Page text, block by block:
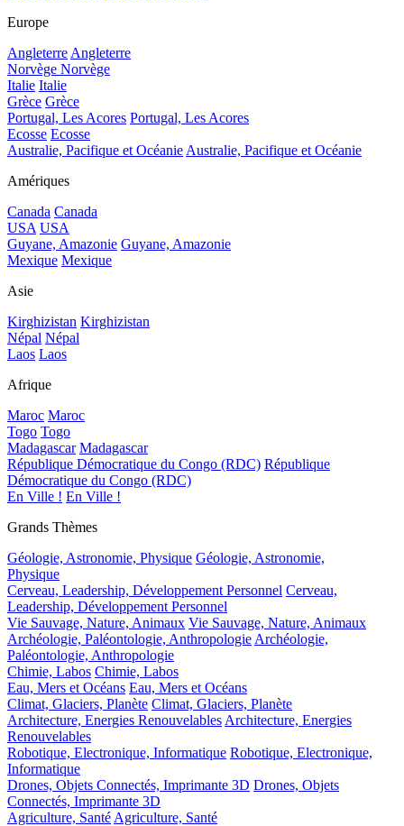
Europe
Angleterre Angleterre
Norvège Norvège
Italie Italie
Grèce Grèce
Portugal, Les Acores Portugal, Les Acores
Ecosse Ecosse
Australie, Pacifique et Océanie Australie, Pacifique et Océanie
Amériques
Canada Canada
USA USA
Guyane, Amazonie Guyane, Amazonie
Mexique Mexique
Asie
Kirghizistan Kirghizistan
Népal Népal
Laos Laos
Afrique
Maroc Maroc
Togo Togo
Madagascar Madagascar
République Démocratique du Congo (RDC) République
Démocratique du Congo (RDC)
En Ville ! En Ville !
Grands Thèmes
Géologie, Astronomie, Physique Géologie, Astronomie,
Physique
Cerveau, Leadership, Développement Personnel Cerveau,
Leadership, Développement Personnel
Vie Sauvage, Nature, Animaux Vie Sauvage, Nature, Animaux
Archéologie, Paléontologie, Anthropologie Archéologie,
Paléontologie, Anthropologie
Chimie, Labos Chimie, Labos
Eau, Mers et Océans Eau, Mers et Océans
Climat, Glaciers, Planète Climat, Glaciers, Planète
Architecture, Energies Renouvelables Architecture, Energies
Renouvelables
Robotique, Electronique, Informatique Robotique, Electronique,
Informatique
Drones, Objets Connectés, Imprimante 3D Drones, Objets
Connectés, Imprimante 3D
Agriculture, Santé Agriculture, Santé